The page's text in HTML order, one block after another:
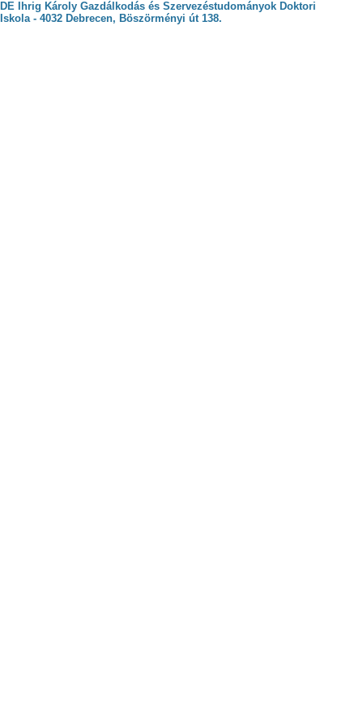
DE Ihrig Károly Gazdálkodás és Szervezéstudományok Doktori
Iskola - 4032 Debrecen, Böszörményi út 138.